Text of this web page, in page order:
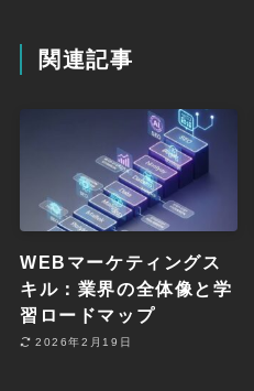
関連記事
WEBマーケティングス
キル：業界の全体像と学
習ロードマップ
2026年2月19日